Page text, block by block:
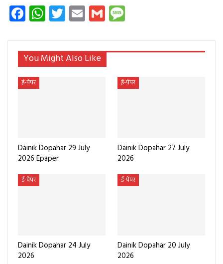
Facebook
WhatsApp
Twitter
EmailGmail
You Might Also Like
ई-पेपर
Dainik Dopahar 29 July
2026 Epaper
ई-पेपर
Dainik Dopahar 27 July
2026
ई-पेपर
Dainik Dopahar 24 July
2026
ई-पेपर
Dainik Dopahar 20 July
2026